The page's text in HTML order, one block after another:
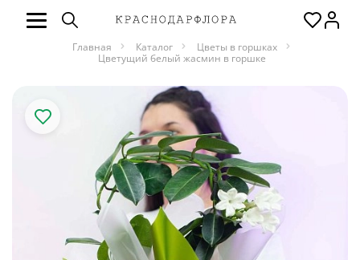
Главная Каталог
Цветы в горшках
Цветущий белый жасмин в горшке